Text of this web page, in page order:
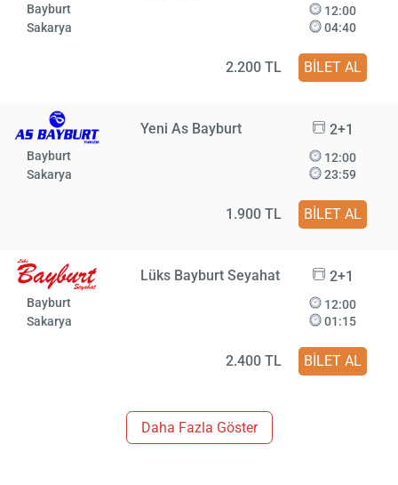
Bayburt
Sakarya
12:00
04:40
2.200 TL BİLET AL
Yeni As Bayburt 2+1
Bayburt
Sakarya
12:00
23:59
1.900 TL BİLET AL
Lüks Bayburt Seyahat 2+1
Bayburt
Sakarya
12:00
01:15
2.400 TL BİLET AL
Daha Fazla Göster